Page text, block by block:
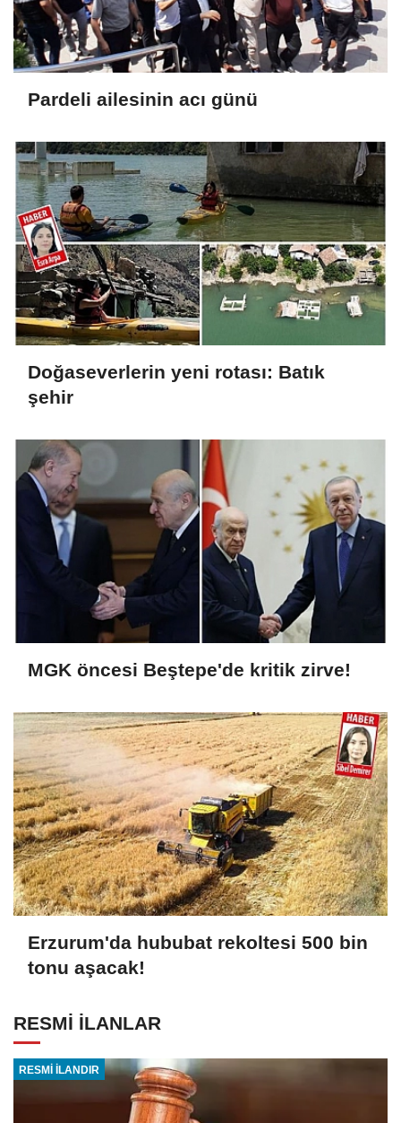
Pardeli ailesinin acı günü
Doğaseverlerin yeni rotası: Batık
şehir
MGK öncesi Beştepe'de kritik zirve!
Erzurum'da hububat rekoltesi 500 bin
tonu aşacak!
RESMİ İLANLAR
RESMİ İLANDIR